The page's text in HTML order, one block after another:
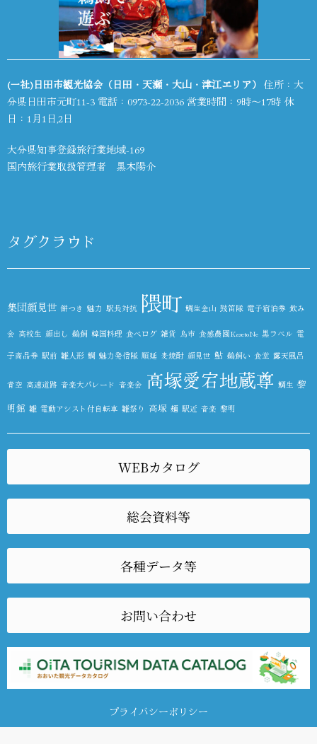
(一社)日田市観光協会（日田・天瀬・大山・津江エリア） 住所：大
分県日田市元町11-3 電話： 0973-22-2036 営業時間：9時～17時 休
日：1月1日,2日
大分県知事登録旅行業地域-169
国内旅行業取扱管理者 黒木陽介
タグクラウド
集団顔見世 餅つき 魅力 駅長対抗 隈町 鯛生金山 鼓笛隊 電子宿泊券 飲み
会 高校生 顔出し 鵜飼 韓国料理 食べログ 雑貨 鳥市 食感農園KazetoNe 黒ラベル 電
子商品券 駅前 雛人形 鯛 魅力発信隊 順延 麦焼酎 顔見世 鮎 鵜飼い 食堂 露天風呂
青空 高速道路 音楽大パレード 音楽会 高塚愛宕地蔵尊 鯛生 黎
明館 雛 電動アシスト付自転車 雛祭り 高塚 麺 駅近 音楽 黎明
WEBカタログ
総会資料等
各種データ等
お問い合わせ
プライバシーポリシー